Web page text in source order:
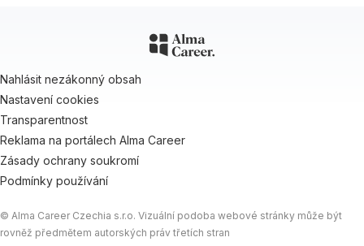
Nahlásit nezákonný obsah
Nastavení cookies
Transparentnost
Reklama na portálech Alma Career
Zásady ochrany soukromí
Podmínky používání
© Alma Career Czechia s.r.o. Vizuální podoba webové stránky může být
rovněž předmětem autorských práv třetích stran